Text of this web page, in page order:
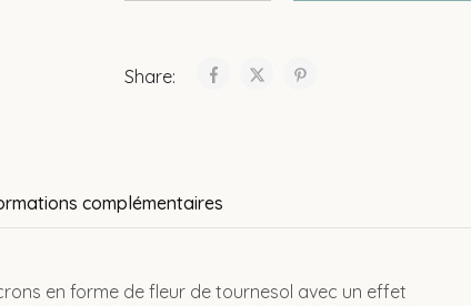
Share:
complémentaires
en forme de fleur de tournesol avec un effet